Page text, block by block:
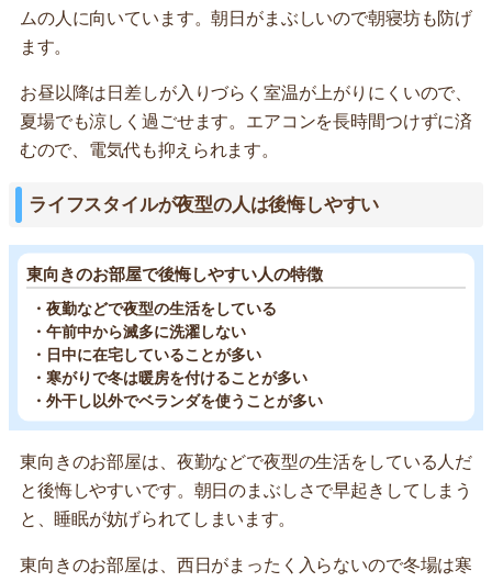
ムの人に向いています。朝日がまぶしいので朝寝坊も防げ
ます。
お昼以降は日差しが入りづらく室温が上がりにくいので、
夏場でも涼しく過ごせます。エアコンを長時間つけずに済
むので、電気代も抑えられます。
ライフスタイルが夜型の人は後悔しやすい
東向きのお部屋で後悔しやすい人の特徴
・夜勤などで夜型の生活をしている
・午前中から滅多に洗濯しない
・日中に在宅していることが多い
・寒がりで冬は暖房を付けることが多い
・外干し以外でベランダを使うことが多い
東向きのお部屋は、夜勤などで夜型の生活をしている人だ
と後悔しやすいです。朝日のまぶしさで早起きしてしまう
と、睡眠が妨げられてしまいます。
東向きのお部屋は、西日がまったく入らないので冬場は寒